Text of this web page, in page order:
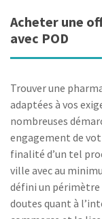
Acheter une
avec POD
Trouver une
adaptées à vos
nombreuses
engagement de
finalité d’un tel
ville avec au
défini un périmètre
doutes quant à